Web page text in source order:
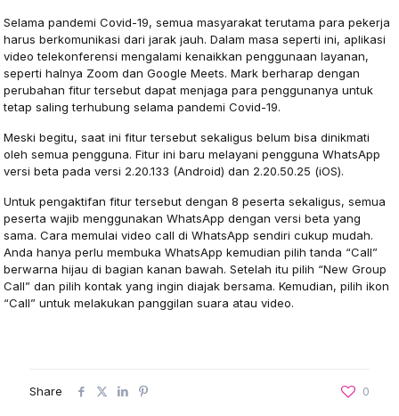
Selama pandemi Covid-19, semua masyarakat terutama para pekerja
harus berkomunikasi dari jarak jauh. Dalam masa seperti ini, aplikasi
video telekonferensi mengalami kenaikkan penggunaan layanan,
seperti halnya Zoom dan Google Meets. Mark berharap dengan
perubahan fitur tersebut dapat menjaga para penggunanya untuk
tetap saling terhubung selama pandemi Covid-19.
Meski begitu, saat ini fitur tersebut sekaligus belum bisa dinikmati
oleh semua pengguna. Fitur ini baru melayani pengguna WhatsApp
versi beta pada versi 2.20.133 (Android) dan 2.20.50.25 (iOS).
Untuk pengaktifan fitur tersebut dengan 8 peserta sekaligus, semua
peserta wajib menggunakan WhatsApp dengan versi beta yang
sama. Cara memulai video call di WhatsApp sendiri cukup mudah.
Anda hanya perlu membuka WhatsApp kemudian pilih tanda “Call”
berwarna hijau di bagian kanan bawah. Setelah itu pilih “New Group
Call” dan pilih kontak yang ingin diajak bersama. Kemudian, pilih ikon
“Call” untuk melakukan panggilan suara atau video.
Share 0